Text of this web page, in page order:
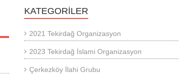
KATEGORILER
2021 Tekirdağ Organizasyon
2023 Tekirdağ İslami Organizasyon
Çerkezköy İlahi Grubu